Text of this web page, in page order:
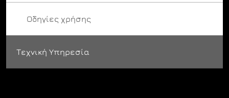
Οδηγίες χρήσης
Τεχνική Υπηρεσία